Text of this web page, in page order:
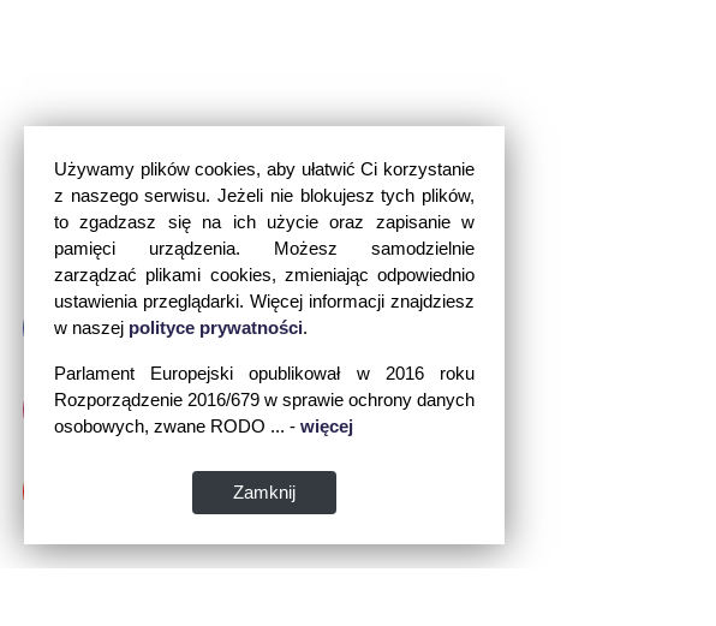
Używamy plików cookies, aby ułatwić Ci korzystanie
z naszego serwisu. Jeżeli nie blokujesz tych plików,
to zgadzasz się na ich użycie oraz zapisanie w
pamięci urządzenia. Możesz samodzielnie
zarządzać plikami cookies, zmieniając odpowiednio
ustawienia przeglądarki. Więcej informacji znajdziesz
w naszej polityce prywatności.
Parlament Europejski opublikował w 2016 roku
Rozporządzenie 2016/679 w sprawie ochrony danych
osobowych, zwane RODO ... - więcej
Zamknij